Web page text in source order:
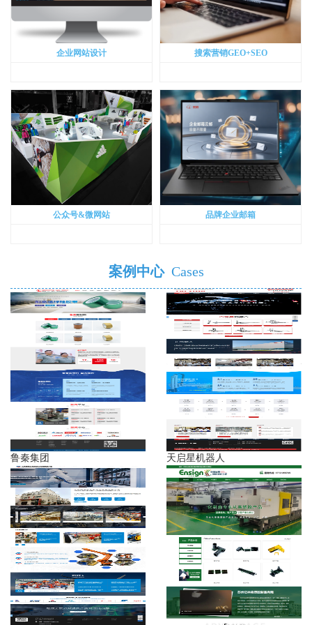
企业网站设计 搜索营销GEO+SEO
公众号&微网站 品牌企业邮箱
案例中心 Cases
鲁秦集团 天启星机器人